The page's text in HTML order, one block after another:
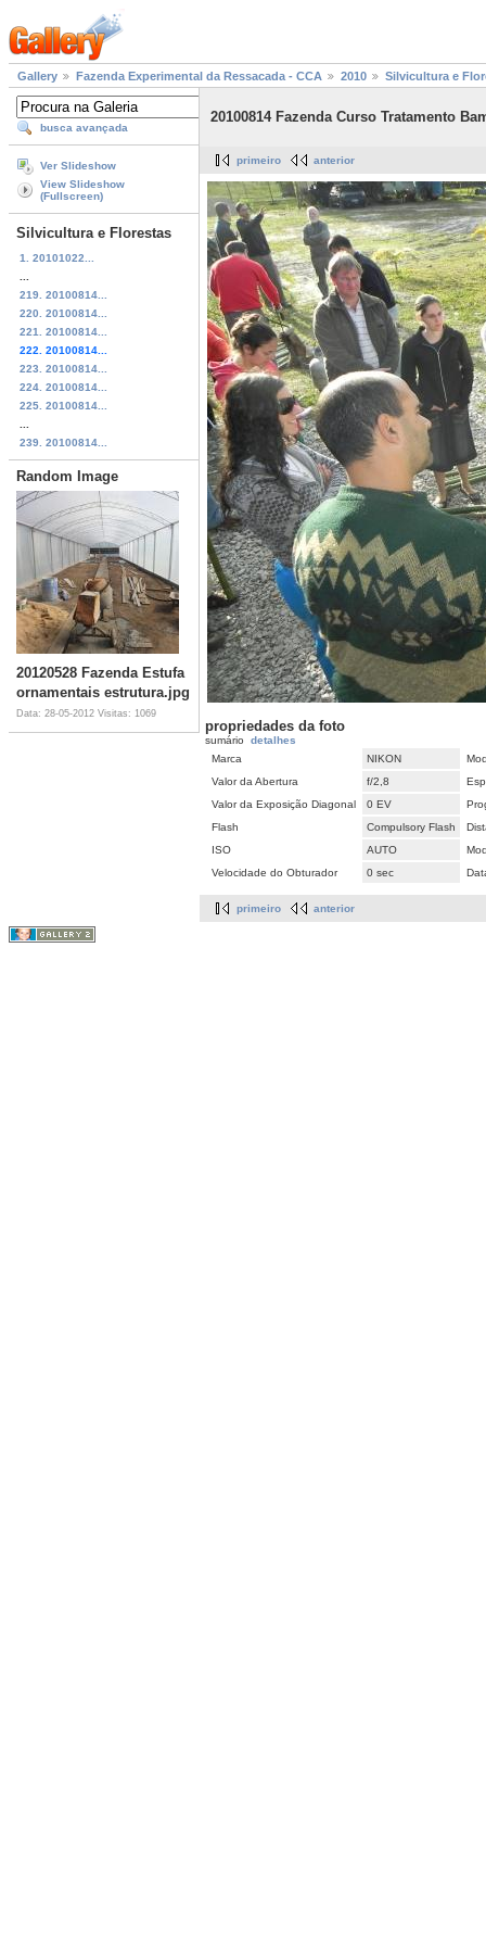
Gallery Fazenda Experimental da Ressacada - CCA 2010 Silvicultura e
busca avançada
Ver Slideshow
View Slideshow
(Fullscreen)
Silvicultura e Florestas
1. 20101022...
219. 20100814...
220. 20100814...
221. 20100814...
222. 20100814...
223. 20100814...
224. 20100814...
225. 20100814...
239. 20100814...
Random Image
20120528 Fazenda Estufa
ornamentais estrutura.jpg
Data: 28-05-2012 Visitas: 1069
20100814 Fazenda Curso Tratamento
primeiro anterior
propriedades da foto
sumário detalhes
Marca
NIKON
Valor da Abertura
f/2,8
Valor da Exposição Diagonal
0 EV
Flash
Compulsory Flash
ISO
AUTO
Velocidade do Obturador
0 sec
primeiro anterior